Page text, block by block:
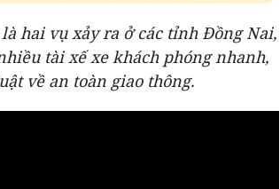
hai vụ xảy ra ở các tỉnh Đồng Nai,
tài xế xe khách phóng nhanh,
về an toàn giao thông.